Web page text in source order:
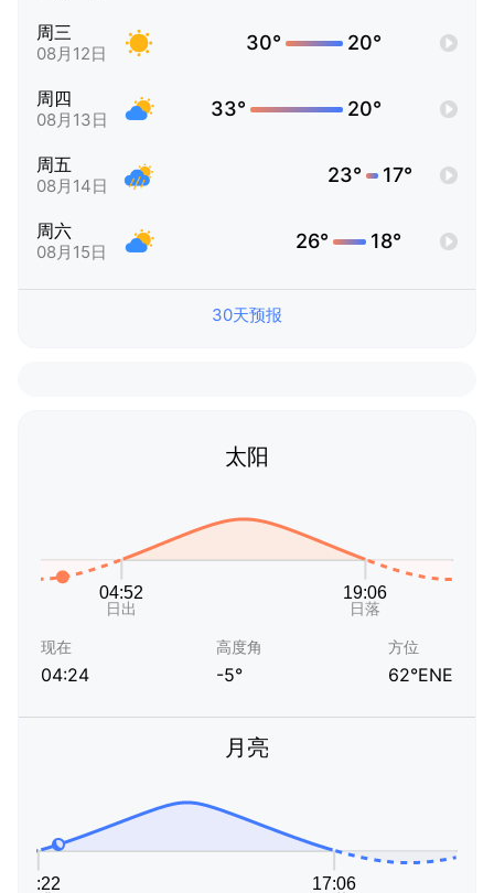
周三
08月12日 30° 20°
周四
08月13日 33° 20°
周五
08月14日 23° 17°
周六
08月15日 26° 18°
30天预报
太阳
现在
04:24
高度角
-5°
方位
62°ENE
月亮